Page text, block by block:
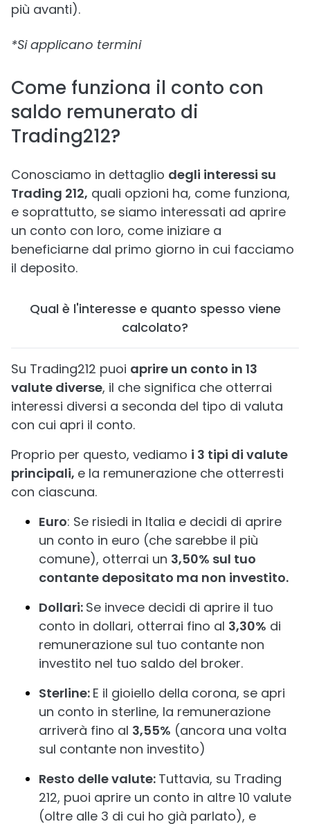
più avanti).
*Si applicano termini
Come funziona il conto con
saldo remunerato di
Trading212?
Conosciamo in dettaglio degli interessi su
Trading 212, quali opzioni ha, come funziona,
e soprattutto, se siamo interessati ad aprire
un conto con loro, come iniziare a
beneficiarne dal primo giorno in cui facciamo
il deposito.
Qual è l'interesse e quanto spesso viene
calcolato?
Su Trading212 puoi aprire un conto in 13
valute diverse, il che significa che otterrai
interessi diversi a seconda del tipo di valuta
con cui apri il conto.
Proprio per questo, vediamo i 3 tipi di valute
principali, e la remunerazione che otterresti
con ciascuna.
Euro: Se risiedi in Italia e decidi di aprire
un conto in euro (che sarebbe il più
comune), otterrai un 3,50% sul tuo
contante depositato ma non investito.
Dollari: Se invece decidi di aprire il tuo
conto in dollari, otterrai fino al 3,30% di
remunerazione sul tuo contante non
investito nel tuo saldo del broker.
Sterline: E il gioiello della corona, se apri
un conto in sterline, la remunerazione
arriverà fino al 3,55% (ancora una volta
sul contante non investito)
Resto delle valute: Tuttavia, su Trading
212, puoi aprire un conto in altre 10 valute
(oltre alle 3 di cui ho già parlato), e